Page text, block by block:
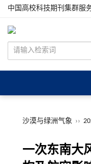
中国高校科技期刊集群服
沙漠与绿洲气象 ››
一次东南大